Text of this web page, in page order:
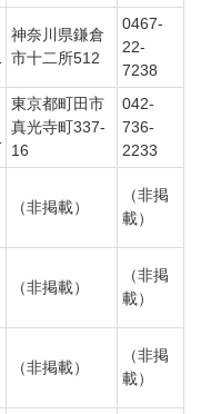
神奈川県鎌倉
市十二所512
0467-
22-
7238
東京都町田市
真光寺町337-
16
042-
736-
2233
（非掲載）
（非掲
載）
（非掲載）
（非掲
載）
（非掲載）
（非掲
載）